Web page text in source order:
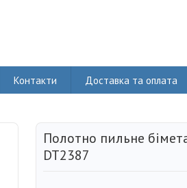
Контакти Доставка та оплата
Полотно пильне
DT2387